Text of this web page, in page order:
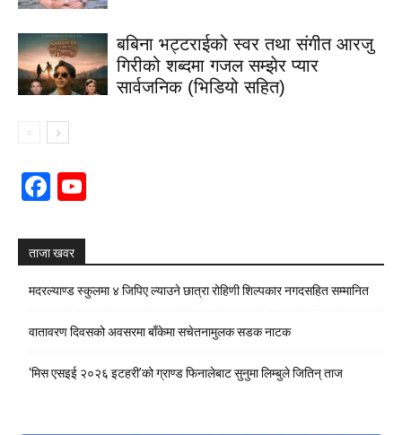
बबिना भट्टराईको स्वर तथा संगीत आरजु
गिरीको शब्दमा गजल सम्झेर प्यार
सार्वजनिक (भिडियो सहित)
Facebook
ताजा खवर
मदरल्याण्ड स्कुलमा ४ जिपिए ल्याउने छात्रा रोहिणी शिल्पकार नगदसहित सम्मानित
वातावरण दिवसको अवसरमा बाँकेमा सचेतनामुलक सडक नाटक
‘मिस एसइई २०२६ इटहरी’को ग्राण्ड फिनालेबाट सुनुमा लिम्बुले जितिन् ताज